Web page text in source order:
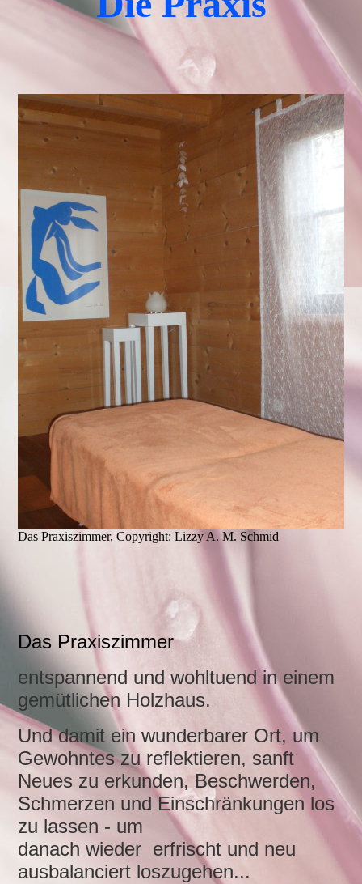
Das Praxiszimmer, Copyright: Lizzy A. M. Schmid
Das Praxiszimmer
entspannend und wohltuend in einem
gemütlichen Holzhaus.
Und damit ein wunderbarer Ort, um
Gewohntes zu reflektieren, sanft
Neues zu erkunden, Beschwerden,
Schmerzen und Einschränkungen los
zu lassen - um
danach wieder erfrischt und neu
ausbalanciert loszugehen...